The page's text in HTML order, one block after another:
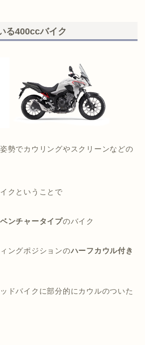
る400ccバイク
勢でカウリングやスクリーンなどの
クということで
ンチャータイプのバイク
ングポジションのハーフカウル付き
ドバイクに部分的にカウルのついた